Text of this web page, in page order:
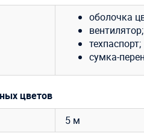
оболочка
вентилятор;
техпаспорт;
сумка-
цветов
5 м